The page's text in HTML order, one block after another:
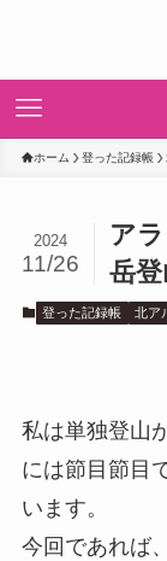
ホーム 登った記録帳
ア
岳
2024
11/26
登った記録帳 北ア
私は単独登山
には節目節目
います。
今回であれば、